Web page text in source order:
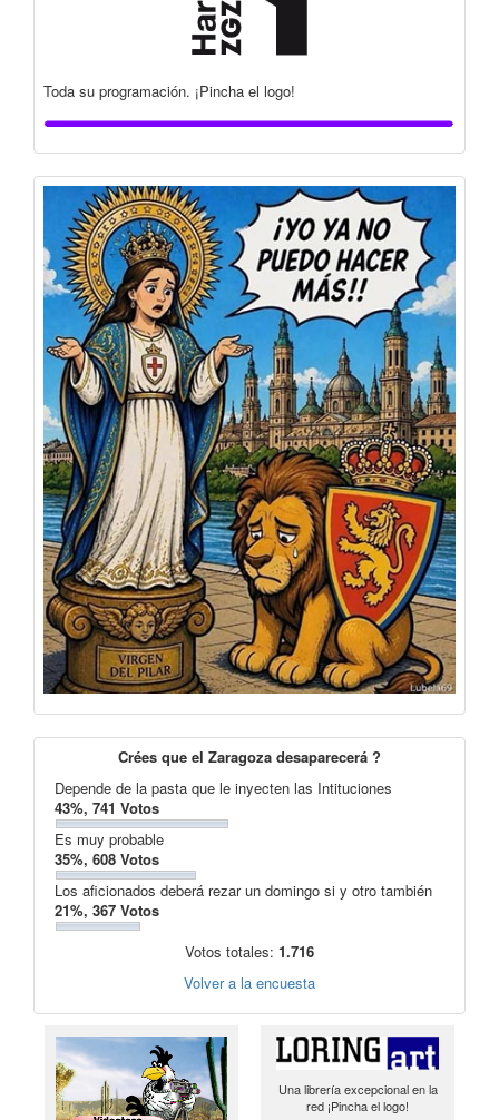
Toda su programación. ¡Pincha el logo!
Crées que el Zaragoza desaparecerá ?
Depende de la pasta que le inyecten las Intituciones
43%, 741 Votos
Es muy probable
35%, 608 Votos
Los aficionados deberá rezar un domingo si y otro también
21%, 367 Votos
Votos totales: 1.716
Volver a la encuesta
Una librería excepcional en la
red ¡Pincha el logo!